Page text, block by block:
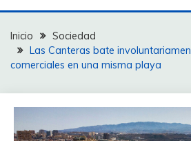
EL BAIFO
Inicio
Sociedad
Las Canteras bate
comerciales en una misma playa